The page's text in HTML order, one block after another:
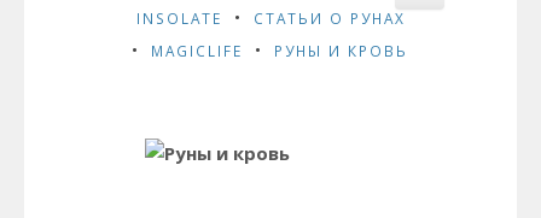
INSOLATE
СТАТЬИ О РУНАХ
MAGICLIFE
РУНЫ И КРОВЬ